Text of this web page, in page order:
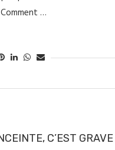
…
C’EST GRAVE